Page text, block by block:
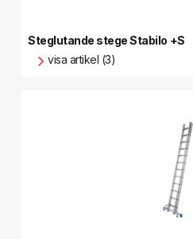
Steglutande stege Stabilo +S
visa artikel (3)